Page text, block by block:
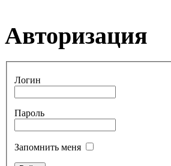
Авторизация
Логин
Пароль
Запомнить меня